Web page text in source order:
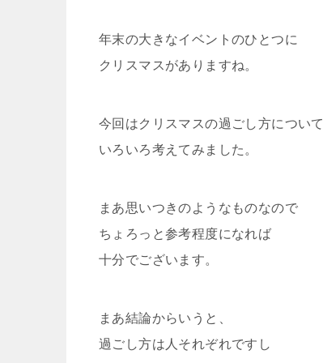
年末の大きなイベントのひとつに
クリスマスがありますね。
今回はクリスマスの過ごし方について
いろいろ考えてみました。
まあ思いつきのようなものなので
ちょろっと参考程度になれば
十分でございます。
まあ結論からいうと、
過ごし方は人それぞれですし